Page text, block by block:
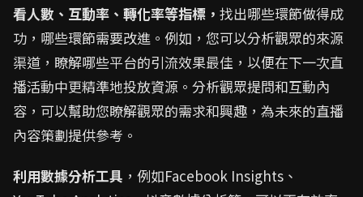
看人數、互動率、轉化率等指標， 找出哪些環節做得成
功，哪些環節需要改進。例如，您可以分析觀眾的來源
渠道，瞭解哪些平台的引流效果最佳，以便在下一次直
播活動中更精準地投放資源。分析觀眾提問和互動內
容，可以幫助您瞭解觀眾的需求和興趣，為未來的直播
內容策劃提供參考。
利用數據分析工具 ，例如Facebook Insights、